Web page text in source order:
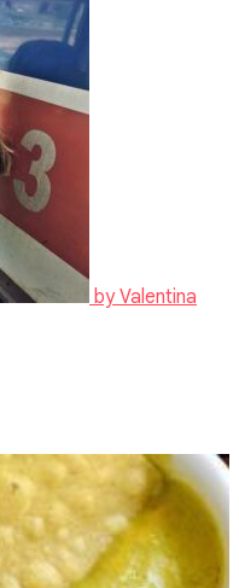
byValentina